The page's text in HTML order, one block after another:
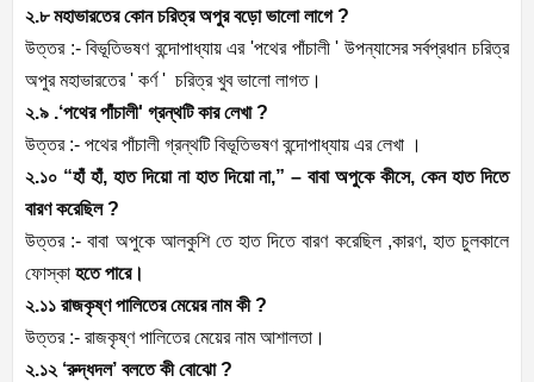
২.৮ মহাভারতের কোন চরিত্র অপুর বড়ো ভালো লাগে ?
উত্তর :- বিভূতিভষণ বন্দোপাধ্যায় এর 'পথের পাঁচালী ' উপন্যাসের সর্বপ্রধান চরিত্র
অপুর মহাভারতের ' কর্ণ ' চরিত্র খুব ভালো লাগত।
২.৯ .‘পথের পাঁচালী' গ্রন্থটি কার লেখা ?
উত্তর :- পথের পাঁচালী গ্রন্থটি বিভূতিভষণ বন্দোপাধ্যায় এর লেখা ।
২.১০ “হাঁ হাঁ, হাত দিয়ো না হাত দিয়ো না,” – বাবা অপুকে কীসে, কেন হাত দিতে
বারণ করেছিল ?
উত্তর :- বাবা অপুকে আলকুশি তে হাত দিতে বারণ করেছিল ,কারণ, হাত চুলকালে
ফোস্কা হতে পারে।
২.১১ রাজকৃষ্ণ পালিতের মেয়ের নাম কী ?
উত্তর :- রাজকৃষ্ণ পালিতের মেয়ের নাম আশালতা।
২.১২ ‘রুদ্ধদল’ বলতে কী বোঝো ?